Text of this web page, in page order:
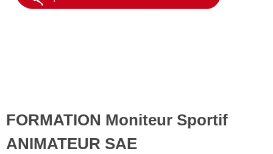
FORMATION Moniteur Sportif
ANIMATEUR SAE